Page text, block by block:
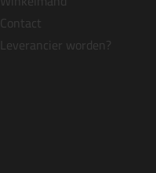
Contact
Leverancier worden?